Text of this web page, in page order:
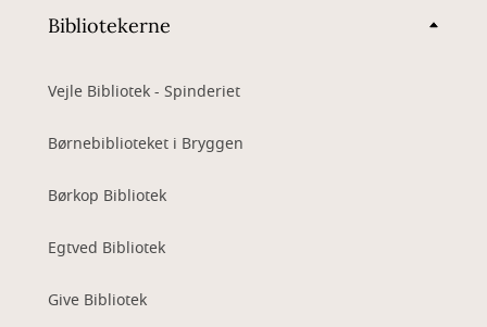
Bibliotekerne
Vejle Bibliotek - Spinderiet
Børnebiblioteket i Bryggen
Børkop Bibliotek
Egtved Bibliotek
Give Bibliotek